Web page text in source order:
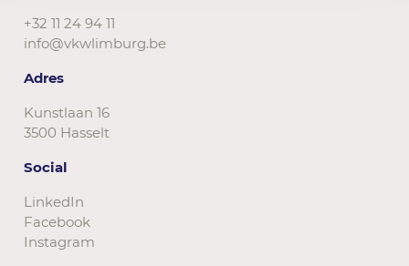
+32 11 24 94 11
info@vkwlimburg.be
Adres
Kunstlaan 16
3500 Hasselt
Social
LinkedIn
Facebook
Instagram